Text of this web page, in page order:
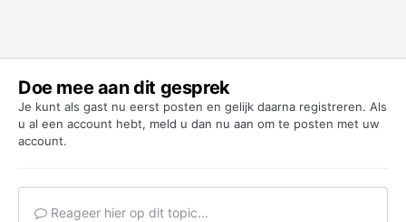
Doe mee aan dit gesprek
Je kunt als gast nu eerst posten en gelijk daarna registreren. Als
u al een account hebt, meld u dan nu aan om te posten met uw
account.
Reageer hier op dit topic...